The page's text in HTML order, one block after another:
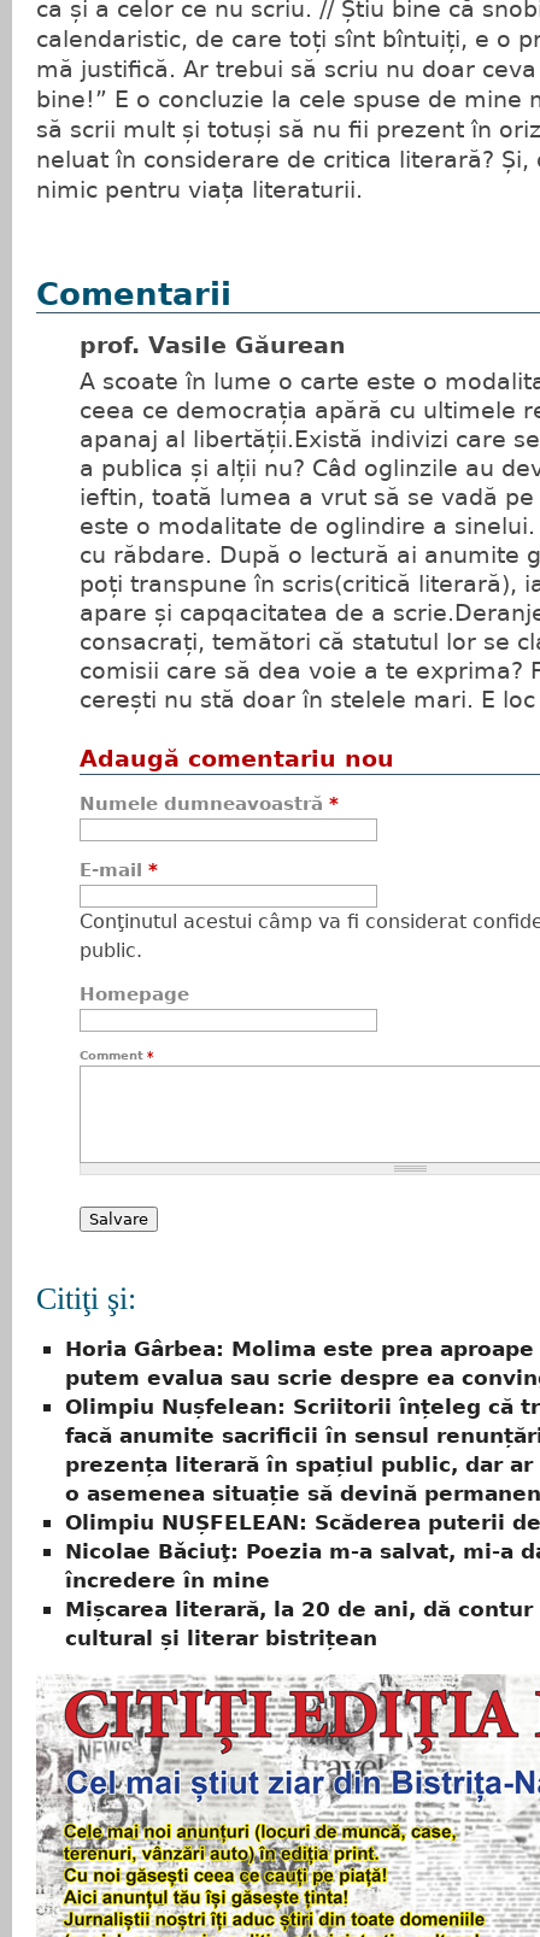
ca și a celor ce nu scriu. // Știu bine că
calendaristic, de care toți sînt bîntuiți, e o
mă justifică. Ar trebui să scriu nu doar
bine!” E o concluzie la cele spuse de mine
să scrii mult și totuși să nu fii prezent în
neluat în considerare de critica literară? Și,
nimic pentru viața literaturii.
Comentarii
prof. Vasile Găurean
A scoate în lume o carte este o
ceea ce democrația apără cu ultimele
apanaj al libertății.Există indivizi care
a publica și alții nu? Câd oglinzile au
ieftin, toată lumea a vrut să se vadă
este o modalitate de oglindire a
cu răbdare. După o lectură ai anumite
poți transpune în scris(critică literară),
apare și capqacitatea de a
consacrați, temători că statutul lor se
comisii care să dea voie a te exprima?
cerești nu stă doar în stelele mari. E
Adaugă comentariu nou
Numele dumneavoastră *
E-mail *
Conţinutul acestui câmp va fi considerat
public.
Homepage
Comment *
Citiţi şi:
Horia Gârbea: Molima este prea aproape
putem evalua sau scrie despre ea
Olimpiu Nușfelean: Scriitorii înțeleg că
facă anumite sacrificii în sensul
prezența literară în spațiul public, dar
o asemenea situație să devină
Olimpiu NUȘFELEAN: Scăderea puterii
Nicolae Bǎciuţ: Poezia m-a salvat, mi-a
încredere în mine
Mișcarea literară, la 20 de ani, dă
cultural și literar bistrițean